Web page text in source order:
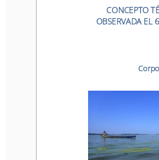
CONCEPTO
OBSERVADA EL
CONCEPTO
OBSERVADA EL